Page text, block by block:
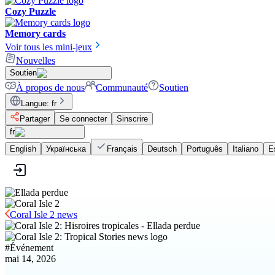
Cozy Puzzle
Memory cards
Voir tous les mini-jeux
Nouvelles
Soutien
À propos de nous Communauté Soutien
Langue: fr
Partager
Se connecter
Sinscrire
fr
English
Українська Français Deutsch Português Italiano
Coral Isle 2 news
#Événement
mai 14, 2026